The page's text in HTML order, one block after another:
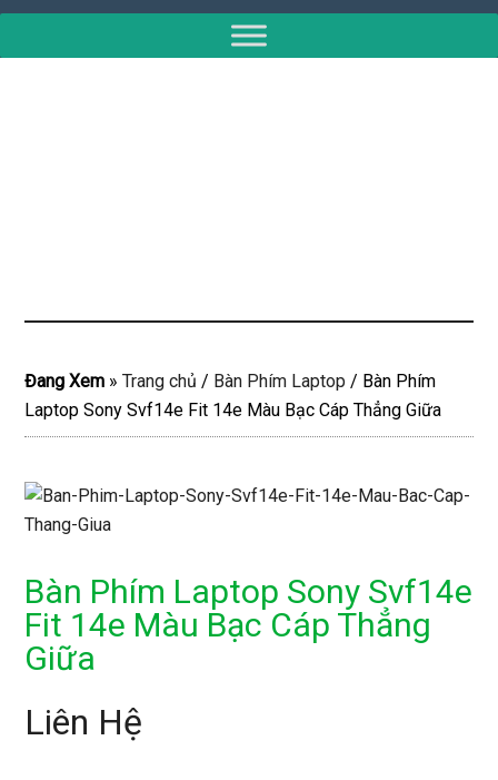
Đang Xem »Trang chủ / Bàn Phím Laptop / Bàn Phím
Laptop Sony Svf14e Fit 14e Màu Bạc Cáp Thẳng Giữa
Bàn Phím Laptop Sony Svf14e
Fit 14e Màu Bạc Cáp Thẳng
Giữa
Liên Hệ